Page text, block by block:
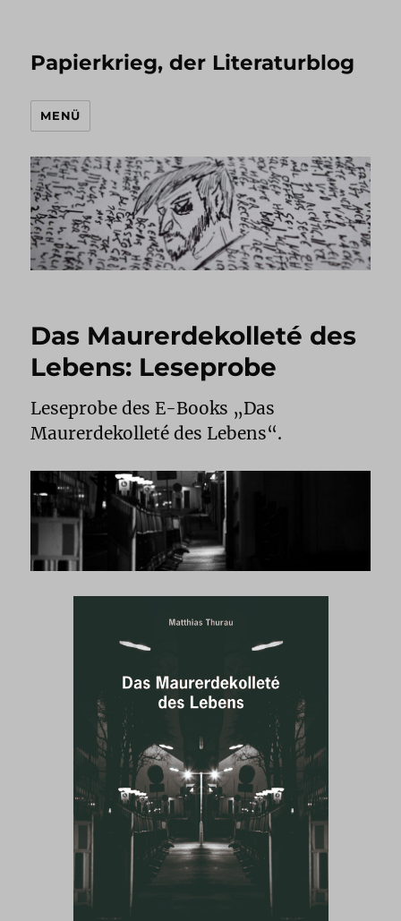
Papierkrieg, der Literaturblog
MENÜ
Das Maurerdekolleté des
Lebens: Leseprobe
Leseprobe des E-Books „Das
Maurerdekolleté des Lebens“.